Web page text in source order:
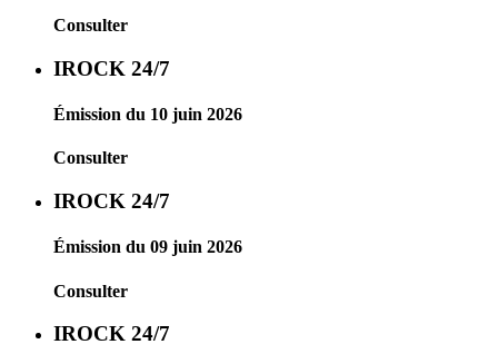
Consulter
IROCK 24/7
Émission du 10 juin 2026
Consulter
IROCK 24/7
Émission du 09 juin 2026
Consulter
IROCK 24/7